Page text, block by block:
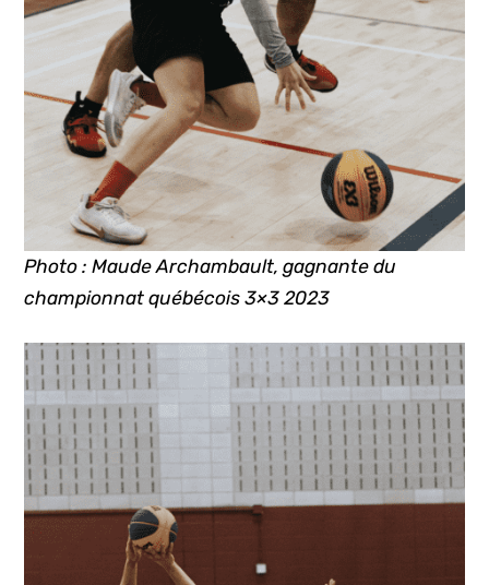
Photo : Maude Archambault, gagnante du
championnat québécois 3×3 2023